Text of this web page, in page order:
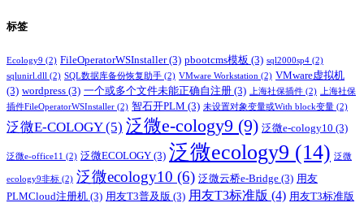
标签
Ecology9 (2) FileOperatorWSInstaller(3) pbootcms模板 (3) sql2000sp4 (2)
sqlunirl.dll (2) SQL数据库备份恢复助手 (2) VMware Workstation (2) VMware虚拟机
(3) wordpress (3) 一个或多个文件未能正确自注册 (3) 上海社保插件 (2)
上海社保
插件FileOperatorWSInstaller (2) 智石开PLM (3) 未设置对象变量或With block变量 (2)
泛微E-COLOGY(5) 泛微e-cology9 (9) 泛微e-cology10 (3)
泛微e-office11 (2) 泛微ECOLOGY (3) 泛微ecology9 (14) 泛微
ecology9非标 (2) 泛微ecology10 (6) 泛微云桥e-Bridge (3) 用友
PLMCloud注册机 (3) 用友T3普及版 (3) 用友T3标准版 (4) 用友T3标准版